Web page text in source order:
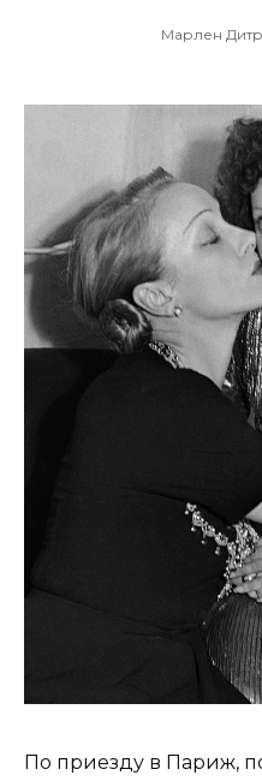
Марлен
По приезду в Париж,